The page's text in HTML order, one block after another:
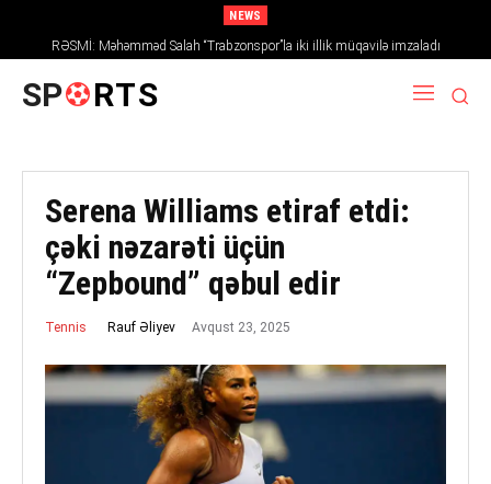
NEWS
RƏSMİ: Məhəmməd Salah “Trabzonspor”la iki illik müqavilə imzaladı
SP RTS
Serena Williams etiraf etdi:
çəki nəzarəti üçün
“Zepbound” qəbul edir
Tennis Rauf Əliyev Avqust 23, 2025